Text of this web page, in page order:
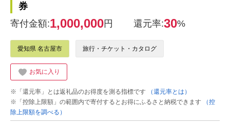
券
寄付金額:1,000,000円 還元率:30%
愛知県 名古屋市 旅行・チケット・カタログ
お気に入り
※「還元率」とは返礼品のお得度を測る指標です
（還元率とは）
※「控除上限額」の範囲内で寄付するとお得にふるさと納税できます
（控
除上限額を調べる）